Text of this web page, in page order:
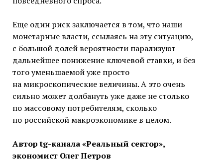
Еще один риск заключается в том, что наши
монетарные власти, ссылаясь на эту ситуацию,
с большой долей вероятности парализуют
дальнейшее понижение ключевой ставки, и без
того уменьшаемой уже просто
на микроскопические величины. А это очень
сильно может долбануть уже даже не столько
по массовому потребителям, сколько
по российской макроэкономике в целом.
Авторtg-канала «Реальный сектор»,
экономист Олег Петров